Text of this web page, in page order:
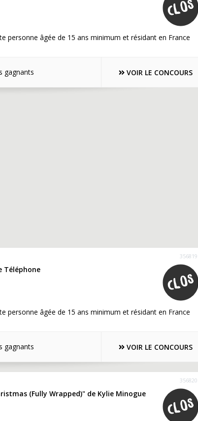
personne âgée de 15 ans minimum et résidant en France
gagnants VOIR LE CONCOURS
356819
Téléphone
personne âgée de 15 ans minimum et résidant en France
gagnants VOIR LE CONCOURS
356820
(Fully Wrapped)" de Kylie Minogue